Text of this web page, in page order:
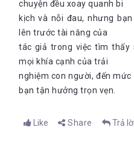
chuyện đều xoay quanh bi
kịch và nỗi đau, nhưng
lên trước tài năng của
tác giả trong việc tìm thấy
mọi khía cạnh của trải
nghiệm con người, đến
bạn tận hưởng trọn vẹn.
Like Share Trả lời